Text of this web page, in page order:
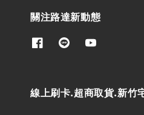
關注路達新動態
線上刷卡.超商取貨.新竹